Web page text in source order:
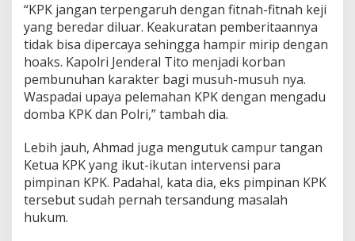
s
I
n
d
e
p
e
n
n
d
a
n
“KPK jangan terpengaruh dengan fitnah-fitnah keji
yang beredar diluar. Keakuratan pemberitaannya
tidak bisa dipercaya sehingga hampir mirip dengan
hoaks. Kapolri Jenderal Tito menjadi korban
pembunuhan karakter bagi musuh-musuh nya.
Waspadai upaya pelemahan KPK dengan mengadu
domba KPK dan Polri,” tambah dia.
Lebih jauh, Ahmad juga mengutuk campur tangan
Ketua KPK yang ikut-ikutan intervensi para
pimpinan KPK. Padahal, kata dia, eks pimpinan KPK
tersebut sudah pernah tersandung masalah
hukum.